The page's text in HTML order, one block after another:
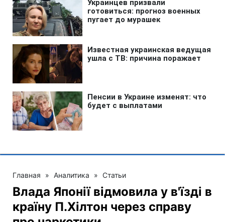
Главная » Аналитика » Статьи
Влада Японії відмовила у в'їзді в
країну П.Хілтон через справу